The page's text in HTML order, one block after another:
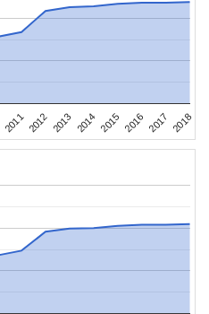
2011 2012 2013 2014 2015 2016 2017 2018